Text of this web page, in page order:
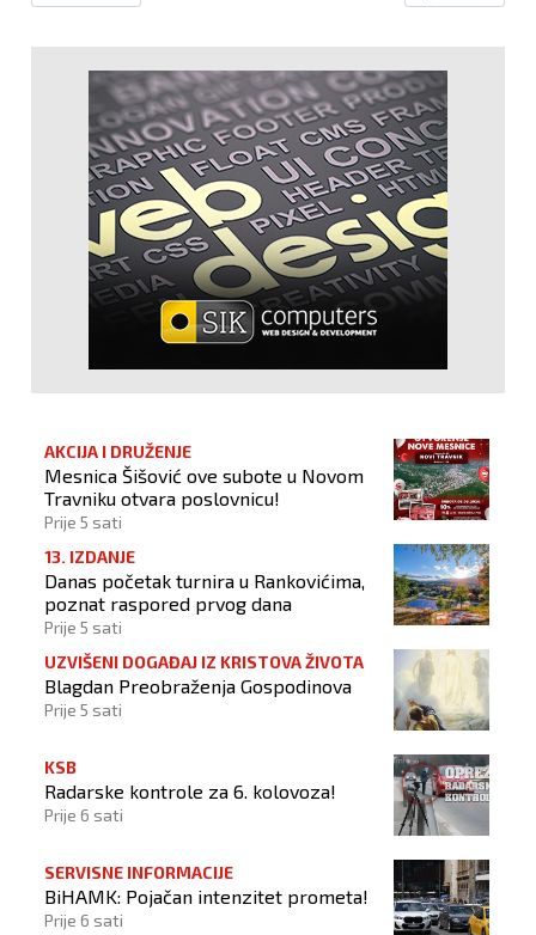
AKCIJA I DRUŽENJE
Mesnica Šišović ove subote u Novom
Travniku otvara poslovnicu!
Prije 5 sati
13. IZDANJE
Danas početak turnira u Rankovićima,
poznat raspored prvog dana
Prije 5 sati
UZVIŠENI DOGAĐAJ IZ KRISTOVA ŽIVOTA
Blagdan Preobraženja Gospodinova
Prije 5 sati
KSB
Radarske kontrole za 6. kolovoza!
Prije 6 sati
SERVISNE INFORMACIJE
BiHAMK: Pojačan intenzitet prometa!
Prije 6 sati